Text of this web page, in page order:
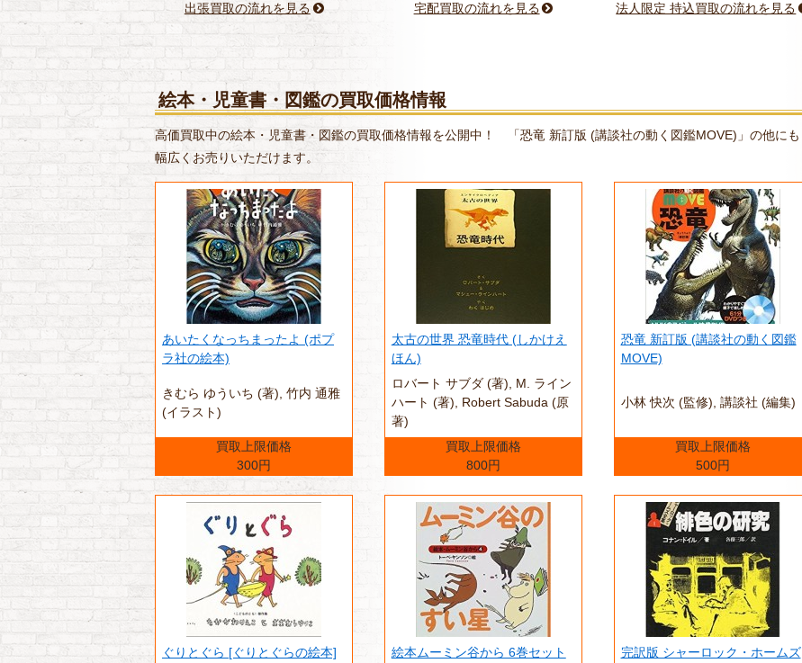
出張買取の流れを見る 宅配買取の流れを見る 法人限定 持込買取の流れを見る
絵本・児童書・図鑑の買取価格情報
高価買取中の絵本・児童書・図鑑の買取価格情報を公開中！ 「恐竜 新訂版 (講談社の動く図鑑MOVE)」の他にも
幅広くお売りいただけます。
あいたくなっちまったよ (ポプ
ラ社の絵本)
きむら ゆういち (著),‎ 竹内 通雅
(イラスト)
買取上限価格
300円
太古の世界 恐竜時代 (しかけえ
ほん)
ロバート サブダ (著),‎ M. ライン
ハート (著),‎ Robert Sabuda (原
著)
買取上限価格
800円
恐竜 新訂版 (講談社の動く図鑑
MOVE)
小林 快次 (監修),‎ 講談社 (編集)
買取上限価格
500円
ぐりとぐら [ぐりとぐらの絵本]
絵本ムーミン谷から 6巻セット
完訳版 シャーロック・ホームズ